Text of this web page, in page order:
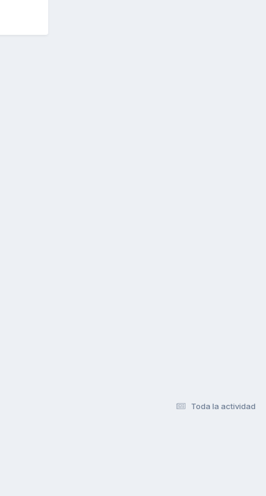
Toda la actividad